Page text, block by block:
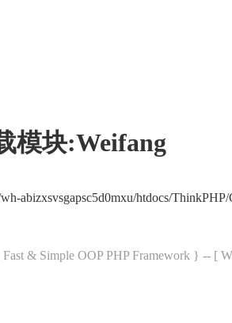
模块:Weifang
abizxsvsgapsc5d0mxu/htdocs/
& Simple OOP PHP Framework } -- [